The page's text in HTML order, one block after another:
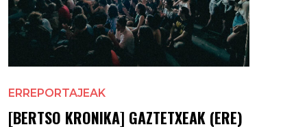
ERREPORTAJEAK
[BERTSO KRONIKA] GAZTETXEAK (ERE)